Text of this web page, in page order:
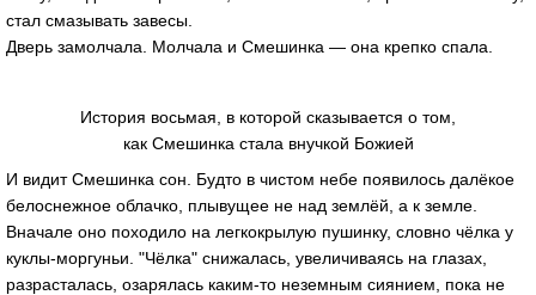
стал смазывать завесы.
Дверь замолчала. Молчала и Смешинка — она крепко спала.
История восьмая, в которой сказывается о том,
как Смешинка стала внучкой Божией
И видит Смешинка сон. Будто в чистом небе появилось далёкое
белоснежное облачко, плывущее не над землёй, а к земле.
Вначале оно походило на легкокрылую пушинку, словно чёлка у
куклы-моргуньи. "Чёлка" снижалась, увеличиваясь на глазах,
разрасталась, озарялась каким-то неземным сиянием, пока не